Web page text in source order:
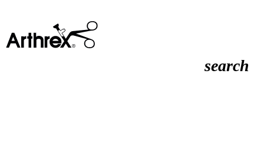
search